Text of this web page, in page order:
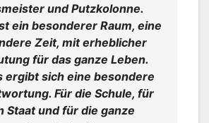
und Putzkolonne.
ein besonderer Raum, eine
Zeit, mit erheblicher
für das ganze Leben.
ergibt sich eine besondere
Für die Schule, für
Staat und für die ganze